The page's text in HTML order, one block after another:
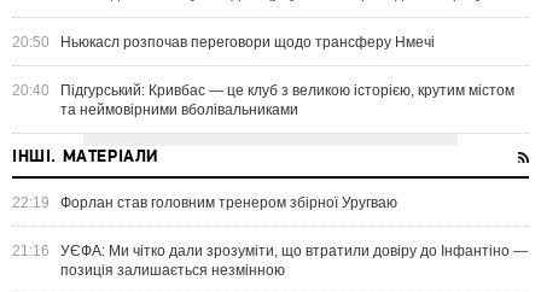
20:50 Ньюкасл розпочав переговори щодо трансферу Нмечі
20:40
Підгурський: Кривбас — це клуб з великою історією, крутим містом
та неймовірними вболівальниками
ІНШІ. МАТЕРІАЛИ
22:19 Форлан став головним тренером збірної Уругваю
21:16
УЄФА: Ми чітко дали зрозуміти, що втратили довіру до Інфантіно —
позиція залишається незмінною